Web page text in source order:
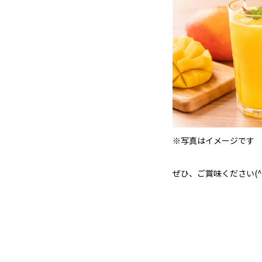
※写真はイメージです
ぜひ、ご賞味ください